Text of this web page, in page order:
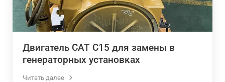
Двигатель CAT C15 для замены в
генераторных установках
Читать далее